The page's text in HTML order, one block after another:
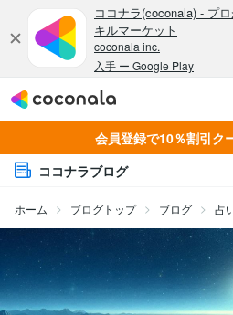
会員登録で10％割引ク
ココナラブログ
ホーム ブログトップ ブログ 占